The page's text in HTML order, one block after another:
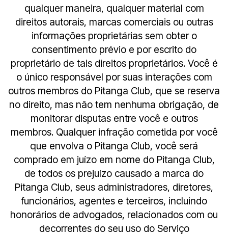
qualquer maneira, qualquer material com
direitos autorais, marcas comerciais ou outras
informações proprietárias sem obter o
consentimento prévio e por escrito do
proprietário de tais direitos proprietários. Você é
o único responsável por suas interações com
outros membros do Pitanga Club, que se reserva
no direito, mas não tem nenhuma obrigação, de
monitorar disputas entre você e outros
membros. Qualquer infração cometida por você
que envolva o Pitanga Club, você será
comprado em juízo em nome do Pitanga Club,
de todos os prejuízo causado a marca do
Pitanga Club, seus administradores, diretores,
funcionários, agentes e terceiros, incluindo
honorários de advogados, relacionados com ou
decorrentes do seu uso do Serviço